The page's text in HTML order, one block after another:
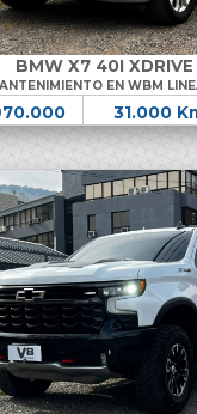
BMW X7 40I
EN WBM
31.000